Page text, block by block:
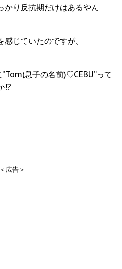
かり反抗期だけはあるやん
じていたのですが、
息子の名前)♡CEBU”って
!?
＜広告＞